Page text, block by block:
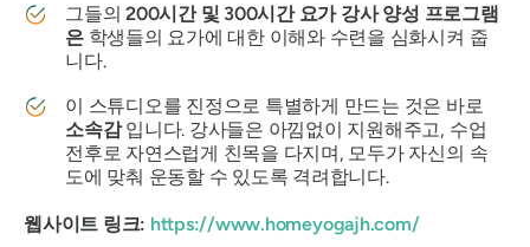
그들의200시간 및 300시간 요가 강사 양성 프로그램
은학생들의 요가에 대한 이해와 수련을 심화시켜 줍
니다.
이 스튜디오를 진정으로 특별하게 만드는 것은 바로
소속감입니다. 강사들은 아낌없이 지원해주고, 수업
전후로 자연스럽게 친목을 다지며, 모두가 자신의 속
도에 맞춰 운동할 수 있도록 격려합니다.
웹사이트 링크: https://www.homeyogajh.com/